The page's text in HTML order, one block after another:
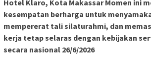
Hotel Klaro, Kota Makassar Momen ini
kesempatan berharga untuk
mempererat tali silaturahmi, dan
kerja tetap selaras dengan kebijakan
secara nasional 26/6/2026